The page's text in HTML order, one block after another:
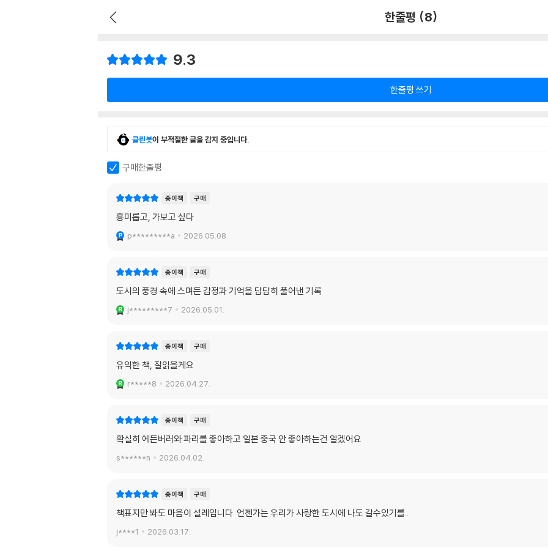
한줄평 (8)
9.3
한줄평 쓰기
클린봇이 부적절한 글을 감지 중입니다.
구매한줄평
종이책 구매
흥미롭고, 가보고 싶다
p*********a 2026.05.08.
종이책 구매
도시의 풍경 속에 스며든 감정과 기억을 담담히 풀어낸 기록
j*********7 2026.05.01.
종이책 구매
유익한 책, 잘읽을게요
r*****8 2026.04.27.
종이책 구매
확실히 에든버러와 파리를 좋아하고 일본 중국 안 좋아하는건 알겠어요
s******n 2026.04.02.
종이책 구매
책표지만 봐도 마음이 설레입니다. 언젠가는 우리가 사랑한 도시에 나도 갈수있기를..
j****1 2026.03.17.